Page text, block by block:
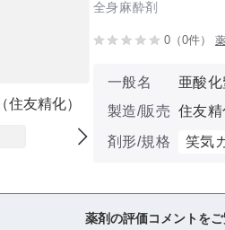
住友精化）
全身麻酔剤
0（0件）
一般名
亜酸
製造/販売 住友精
剤形/規格
笑気
薬剤の評価コメントを